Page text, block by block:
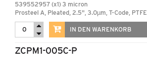
539552957 (x1) 3 micron
Prosteel A, Pleated, 2.5", 3.0µm, T-Code, PTFE
IN DEN WARENKORB
ZCPM1-005C-P